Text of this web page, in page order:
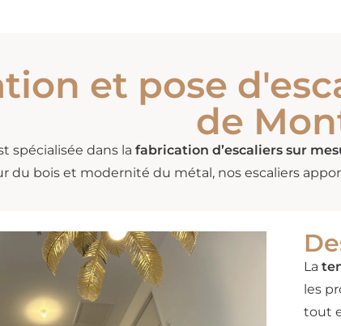
et pose
de
spécialisée dans la fabrication d’escaliers sur
du bois et modernité du métal, nos escaliers
La
les
tout